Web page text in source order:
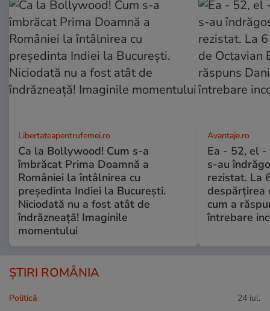
Libertateapentrufemei.ro
Ca la Bollywood! Cum s-a
îmbrăcat Prima Doamnă a
României la întâlnirea cu
președinta Indiei la București.
Niciodată nu a fost atât de
îndrăzneață! Imaginile
momentului
Avantaje.ro
Ea - 52, el -
s-au
rezistat. La
despărțirea
cum a
întrebare
ȘTIRI ROMÂNIA
Politică 24 iul.